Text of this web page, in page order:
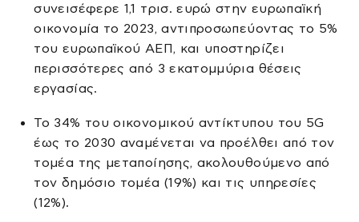
συνεισέφερε 1,1 τρισ. ευρώ στην ευρωπαϊκή
οικονομία το 2023, αντιπροσωπεύοντας το 5%
του ευρωπαϊκού ΑΕΠ, και υποστηρίζει
περισσότερες από 3 εκατομμύρια θέσεις
εργασίας.
Το 34% του οικονομικού αντίκτυπου του 5G
έως το 2030 αναμένεται να προέλθει από τον
τομέα της μεταποίησης, ακολουθούμενο από
τον δημόσιο τομέα (19%) και τις υπηρεσίες
(12%).